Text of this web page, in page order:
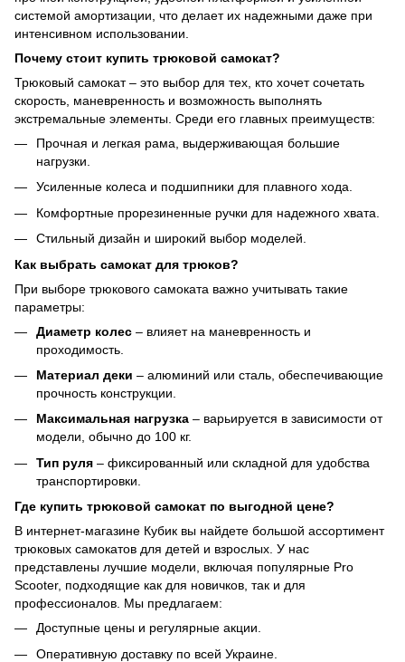
системой амортизации, что делает их надежными даже при
интенсивном использовании.
Почему стоит купить трюковой самокат?
Трюковый самокат – это выбор для тех, кто хочет сочетать
скорость, маневренность и возможность выполнять
экстремальные элементы. Среди его главных преимуществ:
Прочная и легкая рама, выдерживающая большие
нагрузки.
Усиленные колеса и подшипники для плавного хода.
Комфортные прорезиненные ручки для надежного хвата.
Стильный дизайн и широкий выбор моделей.
Как выбрать самокат для трюков?
При выборе трюкового самоката важно учитывать такие
параметры:
Диаметр колес – влияет на маневренность и
проходимость.
Материал деки – алюминий или сталь, обеспечивающие
прочность конструкции.
Максимальная нагрузка – варьируется в зависимости от
модели, обычно до 100 кг.
Тип руля – фиксированный или складной для удобства
транспортировки.
Где купить трюковой самокат по выгодной цене?
В интернет-магазине Кубик вы найдете большой ассортимент
трюковых самокатов для детей и взрослых. У нас
представлены лучшие модели, включая популярные Pro
Scooter, подходящие как для новичков, так и для
профессионалов. Мы предлагаем:
Доступные цены и регулярные акции.
Оперативную доставку по всей Украине.